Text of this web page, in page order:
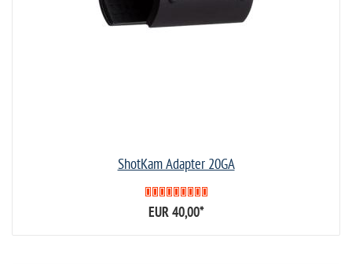
ShotKam Adapter 20GA
EUR 40,00*